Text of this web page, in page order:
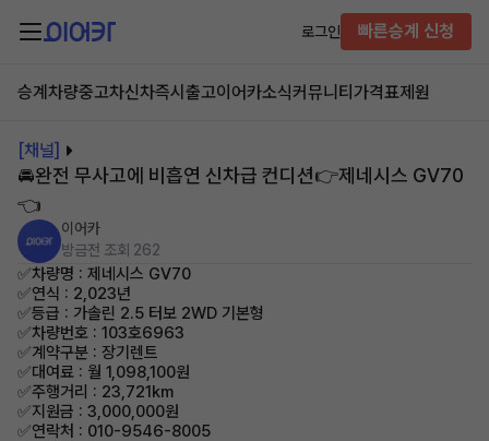
로그인 빠른승계 신청
승계차량중고차신차즉시출고이어카소식커뮤니티 가격표제원
[채널]
🚘완전 무사고에 비흡연 신차급 컨디션👉제네시스 GV70
👈
이어카
방금전 조회 262
✅차량명 : 제네시스 GV70
✅연식 : 2,023년
✅등급 : 가솔린 2.5 터보 2WD 기본형
✅차량번호 : 103호6963
✅계약구분 : 장기렌트
✅대여료 : 월 1,098,100원
✅주행거리 : 23,721km
✅지원금 : 3,000,000원
✅연락처 : 010-9546-8005